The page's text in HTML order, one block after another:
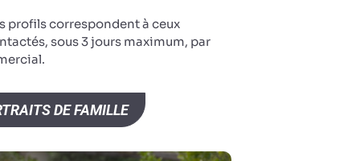
profils correspondent à ceux
sous 3 jours maximum, par
DE FAMILLE